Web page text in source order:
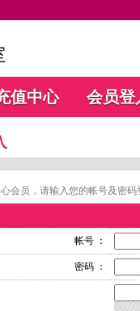
值中心 会员登
会员，请输入您的帐号及密
帐号 ：
密码 ：